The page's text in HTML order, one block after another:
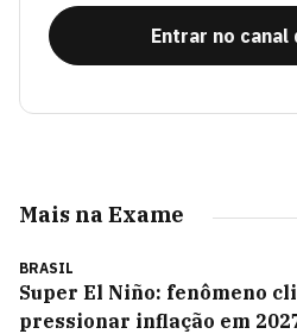
Entrar no canal
Mais na Exame
BRASIL
Super El Niño: fenômeno
pressionar inflação em